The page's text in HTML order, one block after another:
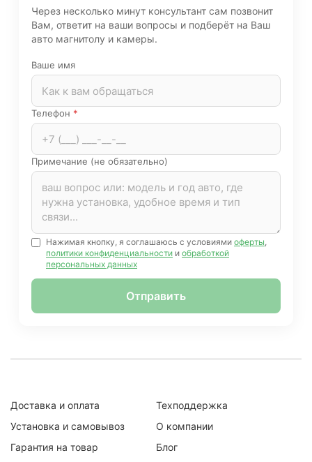
Через несколько минут консультант сам позвонит
Вам, ответит на ваши вопросы и подберёт на Ваш
авто магнитолу и камеры.
Ваше имя
Телефон *
Примечание (не обязательно)
Нажимая кнопку, я соглашаюсь с условиями оферты,
политики конфиденциальности и обработкой
персональных данных
Отправить
Доставка и оплата
Установка и самовывоз
Гарантия на товар
Техподдержка
О компании
Блог